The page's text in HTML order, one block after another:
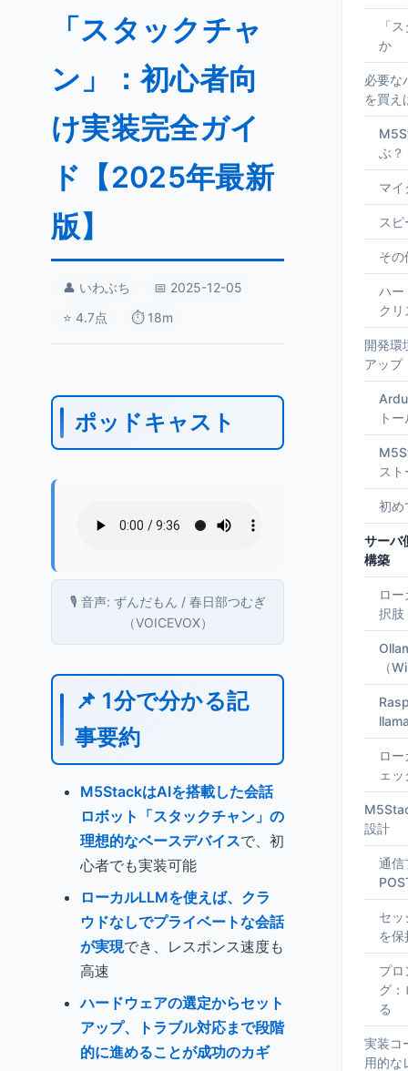
「スタックチャ
ン」：初心者向
け実装完全ガイ
ド【2025年最新
版】
👤 いわぶち
📅 2025-12-05
⭐ 4.7点
⏱️ 18m
ポッドキャスト
🎙️ 音声: ずんだもん / 春日部つむぎ
（VOICEVOX）
📌 1分で分かる記
事要約
M5StackはAIを搭載した会話
ロボット「スタックチャン」の
理想的なベースデバイスで、初
心者でも実装可能
ローカルLLMを使えば、クラ
ウドなしでプライベートな会話
が実現でき、レスポンス速度も
高速
ハードウェアの選定からセット
アップ、トラブル対応まで段階
的に進めることが成功のカギ
「
か
必要な
を買え
ぶ？
マイ
ス
その
ハー
クリ
開発環
アップ
ト
ス
初め
サーバ
構築
ロ
択肢
（
ロ
ェ
設計
通信
セッ
を保
プロ
グ：
る
実装コ
用的な